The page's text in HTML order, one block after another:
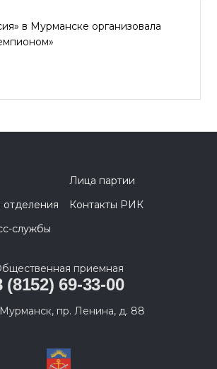
в Мурманске организовала
Лица партии
отделения
Контакты РИК
службы
приемная
(8152) 69-33-00
Мурманск, пр. Ленина, д. 88